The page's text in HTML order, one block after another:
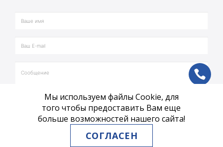
ОТПРАВИТЬ
ph
Мы используем файлы Cookie, для
того чтобы предоставить Вам еще
больше возможностей нашего сайта!
СОГЛАСЕН